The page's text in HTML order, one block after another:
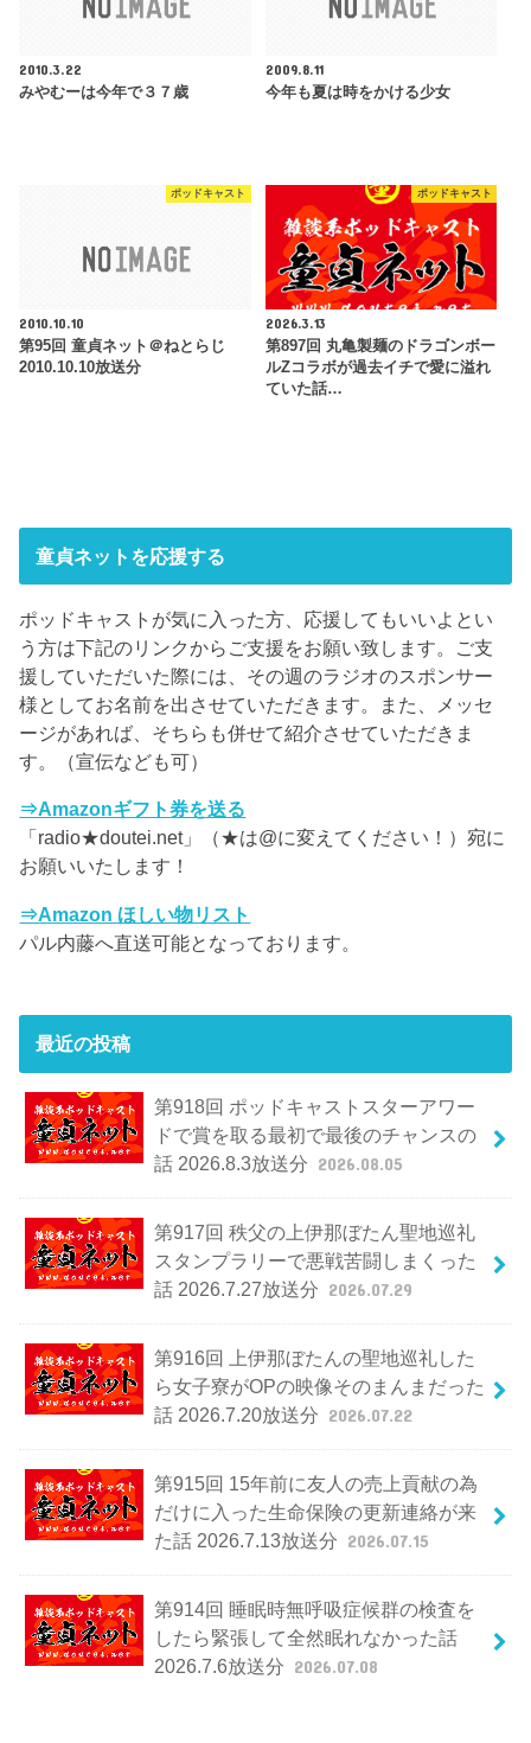
2010.3.22
みやむーは今年で３７歳
2009.8.11
今年も夏は時をかける少女
ポッドキャスト
2010.10.10
第95回 童貞ネット＠ねとらじ
2010.10.10放送分
ポッドキャスト
2026.3.13
第897回 丸亀製麺のドラゴンボー
ルZコラボが過去イチで愛に溢れ
ていた話…
童貞ネットを応援する
ポッドキャストが気に入った方、応援してもいいよとい
う方は下記のリンクからご支援をお願い致します。ご支
援していただいた際には、その週のラジオのスポンサー
様としてお名前を出させていただきます。また、メッセ
ージがあれば、そちらも併せて紹介させていただきま
す。（宣伝なども可）
⇒Amazonギフト券を送る
「radio★doutei.net」（★は@に変えてください！）宛に
お願いいたします！
⇒Amazon ほしい物リスト
パル内藤へ直送可能となっております。
最近の投稿
第918回 ポッドキャストスターアワー
ドで賞を取る最初で最後のチャンスの
話 2026.8.3放送分 2026.08.05
第917回 秩父の上伊那ぼたん聖地巡礼
スタンプラリーで悪戦苦闘しまくった
話 2026.7.27放送分 2026.07.29
第916回 上伊那ぼたんの聖地巡礼した
ら女子寮がOPの映像そのまんまだった
話 2026.7.20放送分 2026.07.22
第915回 15年前に友人の売上貢献の為
だけに入った生命保険の更新連絡が来
た話 2026.7.13放送分 2026.07.15
第914回 睡眠時無呼吸症候群の検査を
したら緊張して全然眠れなかった話
2026.7.6放送分 2026.07.08